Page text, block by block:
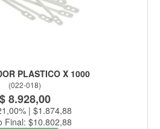
PLASTICO X 1000
(022-018)
$ 8.928,00
| $1.874,88
Final: $10.802,88